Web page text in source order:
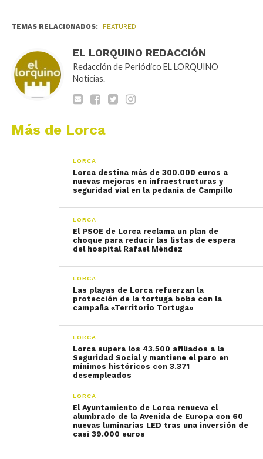
TEMAS RELACIONADOS: FEATURED
EL LORQUINO REDACCIÓN
Redacción de Periódico EL LORQUINO
Noticias.
Más de Lorca
LORCA
Lorca destina más de 300.000 euros a
nuevas mejoras en infraestructuras y
seguridad vial en la pedanía de Campillo
LORCA
El PSOE de Lorca reclama un plan de
choque para reducir las listas de espera
del hospital Rafael Méndez
LORCA
Las playas de Lorca refuerzan la
protección de la tortuga boba con la
campaña «Territorio Tortuga»
LORCA
Lorca supera los 43.500 afiliados a la
Seguridad Social y mantiene el paro en
mínimos históricos con 3.371
desempleados
LORCA
El Ayuntamiento de Lorca renueva el
alumbrado de la Avenida de Europa con 60
nuevas luminarias LED tras una inversión de
casi 39.000 euros